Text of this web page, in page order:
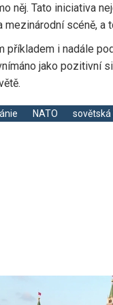
něj. Tato iniciativa
mezinárodní scéně,
příkladem i nadále
jako pozitivní
NATO